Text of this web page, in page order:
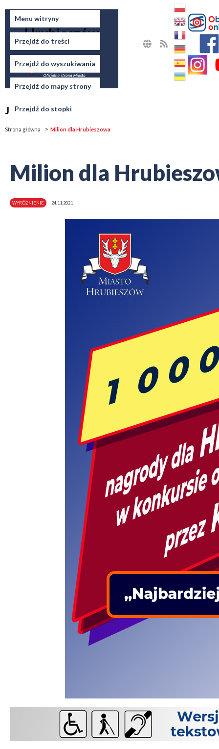
Menu witryny
Przejdź do treści
Przejdź do wyszukiwania
Przejdź do mapy strony
Przejdź do stopki
Miasto
Hrubieszów
Jesteś tutaj
Strona główna Milion dla Hrubieszowa
Milion dla
24.11.2021
WYRÓŻNIENIE